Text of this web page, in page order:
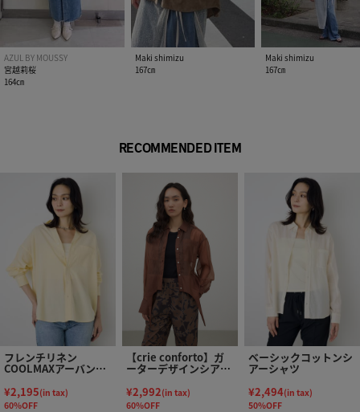
AZUL BY MOUSSY
宮越莉桜
164㎝
Maki shimizu
167㎝
Maki shimizu
167㎝
RECOMMENDED ITEM
フレンチリネン
COOLMAXアーバンリ
ラックスシャツ
¥2,195(in tax)
60%OFF
【crie conforto】ガ
ーターデザインシアー
ショートシャツ
¥2,992(in tax)
60%OFF
ベーシックコットンシ
アーシャツ
¥2,494(in tax)
50%OFF